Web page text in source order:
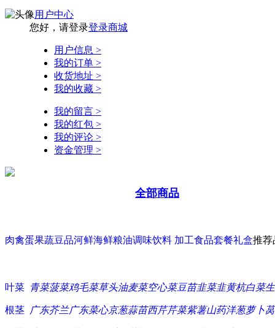
用户中心
您好，请登录登录商城
用户信息 >
我的订单 >
收货地址 >
我的收藏 >
我的留言 >
我的红包 >
我的评论 >
资金管理 >
全部商品
肉禽蛋果蔬豆品河鲜海鲜粮油调味饮料 加工食品套餐礼盒推荐
叶菜 青菜菠菜鸡毛菜草头油麦菜空心菜豆苗韭菜韭黄杭白菜
根茎 广东芥兰广东菜心京葱蒜苗西芹芹菜紫薯山药洋葱萝卜